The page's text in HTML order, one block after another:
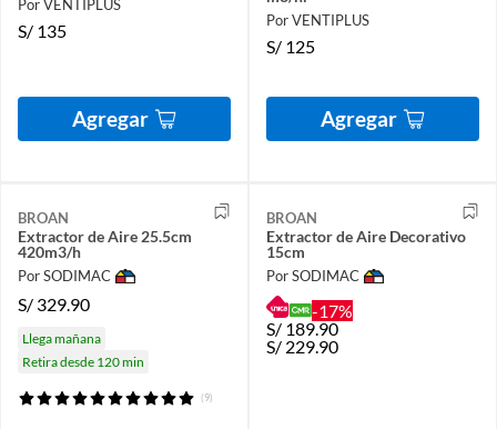
Por VENTIPLUS
S/ 135
Agregar
Por VENTIPLUS
S/ 125
Agregar
BROAN
Extractor de Aire 25.5cm
420m3/h
Por SODIMAC
S/ 329.90
Llega mañana
Retira desde 120 min
(9)
BROAN
Extractor de Aire Decorativo
15cm
Por SODIMAC
-17%
S/ 189.90
S/ 229.90